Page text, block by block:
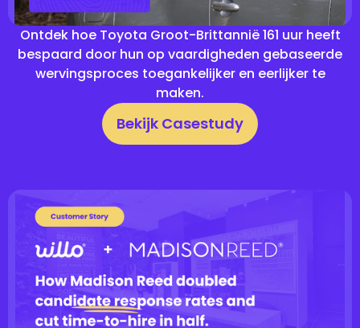
Ontdek hoe Toyota Groot-Brittannië 161 uur heeft
bespaard door hun op vaardigheden gebaseerde
wervingsproces toegankelijker en eerlijker te
maken.
Bekijk Casestudy